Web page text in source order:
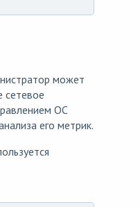
может
сетевое
ОС
его метрик.